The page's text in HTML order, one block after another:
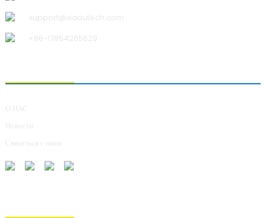
support@xiaoutech.com
+86-17854265629
О НАС
Новости
Связаться с нами